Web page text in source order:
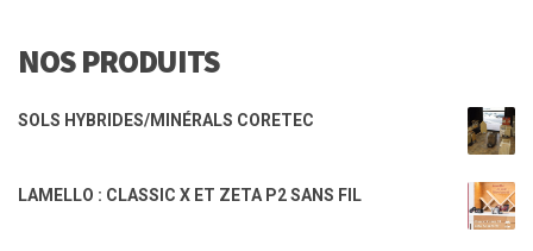
NOS PRODUITS
SOLS HYBRIDES/MINÉRALS CORETEC
LAMELLO : CLASSIC X ET ZETA P2 SANS FIL